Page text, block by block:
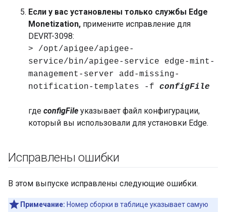
Если у вас установлены только службы Edge
Monetization, примените исправление для
DEVRT-3098:
> /opt/apigee/apigee-
service/bin/apigee-service edge-mint-
management-server add-missing-
notification-templates -f configFile
где configFile указывает файл конфигурации,
который вы использовали для установки Edge.
Исправлены ошибки
В этом выпуске исправлены следующие ошибки.
Примечание: Номер сборки в таблице указывает самую